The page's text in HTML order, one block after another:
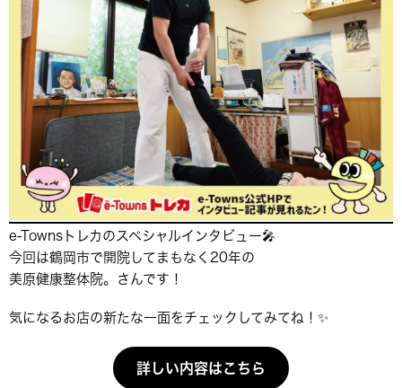
e-Townsトレカのスペシャルインタビュー🎤
今回は鶴岡市で開院してまもなく20年の
美原健康整体院。さんです！
気になるお店の新たな一面をチェックしてみてね！✨
詳しい内容はこちら